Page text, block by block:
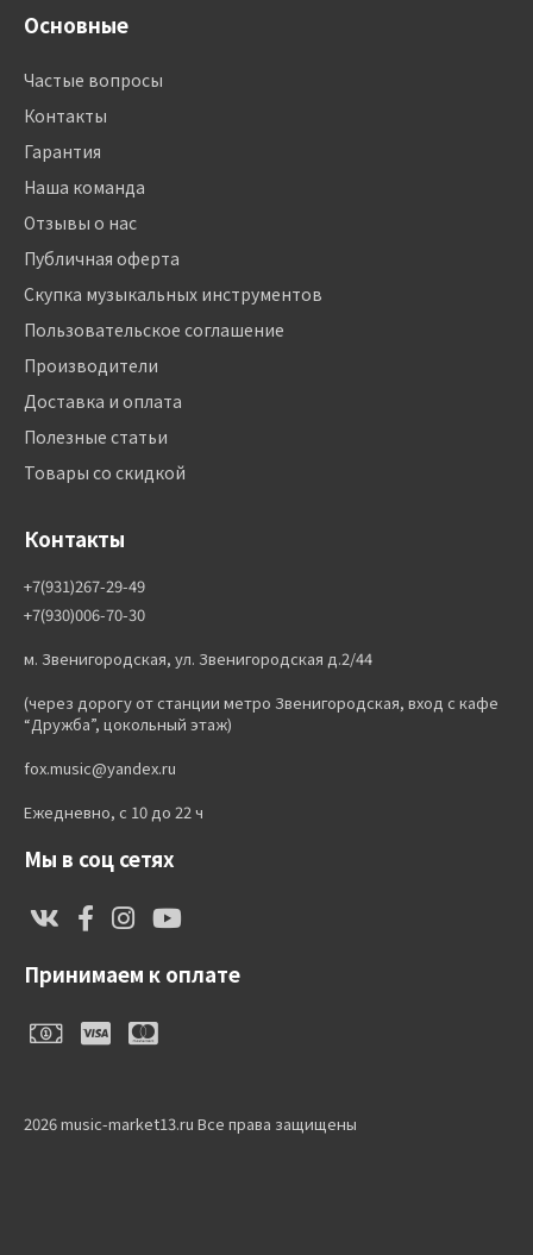
Основные
Частые вопросы
Контакты
Гарантия
Наша команда
Отзывы о нас
Публичная оферта
Скупка музыкальных инструментов
Пользовательское соглашение
Производители
Доставка и оплата
Полезные статьи
Товары со скидкой
Контакты
+7(931)267-29-49
+7(930)006-70-30
м. Звенигородская, ул. Звенигородская д.2/44
(через дорогу от станции метро Звенигородская, вход с кафе
“Дружба”, цокольный этаж)
fox.music@yandex.ru
Ежедневно, с 10 до 22 ч
Мы в соц сетях
Принимаем к оплате
2026 music-market13.ru Все права защищены